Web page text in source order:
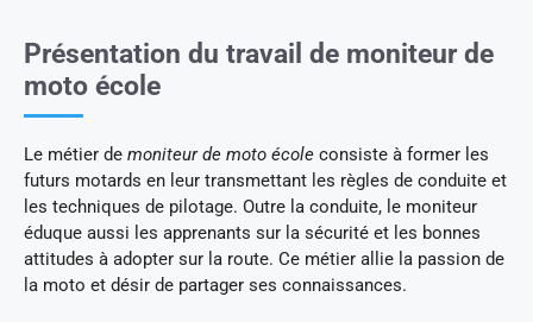
Présentation du travail de moniteur de
moto école
Le métier de moniteur de moto école consiste à former les
futurs motards en leur transmettant les règles de conduite et
les techniques de pilotage. Outre la conduite, le moniteur
éduque aussi les apprenants sur la sécurité et les bonnes
attitudes à adopter sur la route. Ce métier allie la passion de
la moto et désir de partager ses connaissances.